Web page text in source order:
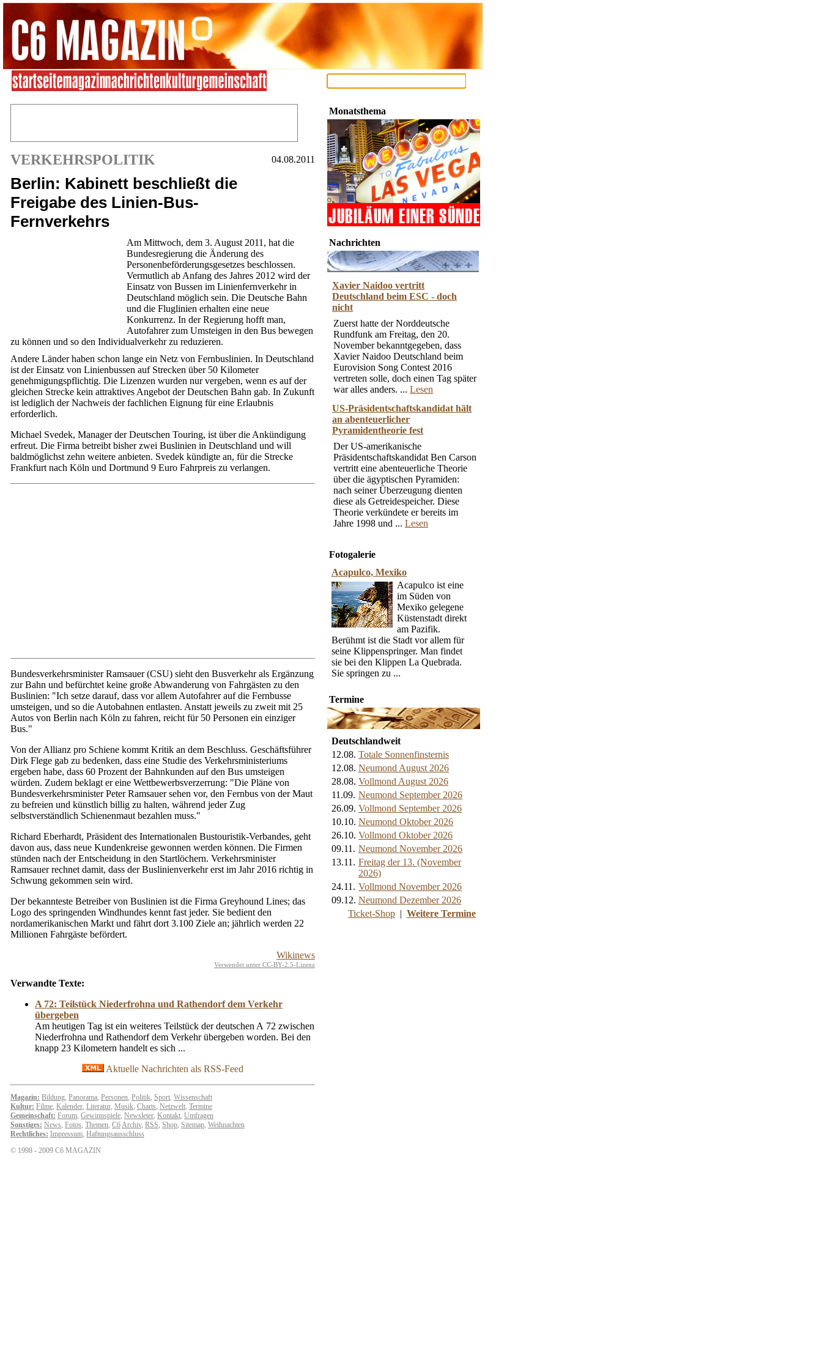
VERKEHRSPOLITIK 04.08.2011
Berlin: Kabinett beschließt die
Freigabe des Linien-Bus-
Fernverkehrs
Am Mittwoch, dem 3. August 2011, hat die
Bundesregierung die Änderung des
Personenbeförderungsgesetzes beschlossen.
Vermutlich ab Anfang des Jahres 2012 wird der
Einsatz von Bussen im Linienfernverkehr in
Deutschland möglich sein. Die Deutsche Bahn
und die Fluglinien erhalten eine neue
Konkurrenz. In der Regierung hofft man,
Autofahrer zum Umsteigen in den Bus bewegen
zu können und so den Individualverkehr zu reduzieren.
Andere Länder haben schon lange ein Netz von Fernbuslinien. In Deutschland
ist der Einsatz von Linienbussen auf Strecken über 50 Kilometer
genehmigungspflichtig. Die Lizenzen wurden nur vergeben, wenn es auf der
gleichen Strecke kein attraktives Angebot der Deutschen Bahn gab. In Zukunft
ist lediglich der Nachweis der fachlichen Eignung für eine Erlaubnis
erforderlich.
Michael Svedek, Manager der Deutschen Touring, ist über die Ankündigung
erfreut. Die Firma betreibt bisher zwei Buslinien in Deutschland und will
baldmöglichst zehn weitere anbieten. Svedek kündigte an, für die Strecke
Frankfurt nach Köln und Dortmund 9 Euro Fahrpreis zu verlangen.
Bundesverkehrsminister Ramsauer (CSU) sieht den Busverkehr als Ergänzung
zur Bahn und befürchtet keine große Abwanderung von Fahrgästen zu den
Buslinien: "Ich setze darauf, dass vor allem Autofahrer auf die Fernbusse
umsteigen, und so die Autobahnen entlasten. Anstatt jeweils zu zweit mit 25
Autos von Berlin nach Köln zu fahren, reicht für 50 Personen ein einziger
Bus."
Von der Allianz pro Schiene kommt Kritik an dem Beschluss. Geschäftsführer
Dirk Flege gab zu bedenken, dass eine Studie des Verkehrsministeriums
ergeben habe, dass 60 Prozent der Bahnkunden auf den Bus umsteigen
würden. Zudem beklagt er eine Wettbewerbsverzerrung: "Die Pläne von
Bundesverkehrsminister Peter Ramsauer sehen vor, den Fernbus von der Maut
zu befreien und künstlich billig zu halten, während jeder Zug
selbstverständlich Schienenmaut bezahlen muss."
Richard Eberhardt, Präsident des Internationalen Bustouristik-Verbandes, geht
davon aus, dass neue Kundenkreise gewonnen werden können. Die Firmen
stünden nach der Entscheidung in den Startlöchern. Verkehrsminister
Ramsauer rechnet damit, dass der Buslinienverkehr erst im Jahr 2016 richtig in
Schwung gekommen sein wird.
Der bekannteste Betreiber von Buslinien ist die Firma Greyhound Lines; das
Logo des springenden Windhundes kennt fast jeder. Sie bedient den
nordamerikanischen Markt und fährt dort 3.100 Ziele an; jährlich werden 22
Millionen Fahrgäste befördert.
Wikinews
Verwendet unter CC-BY-2.5-Lizenz
Verwandte Texte:
A 72: Teilstück Niederfrohna und Rathendorf dem Verkehr
übergeben
Am heutigen Tag ist ein weiteres Teilstück der deutschen A 72 zwischen
Niederfrohna und Rathendorf dem Verkehr übergeben worden. Bei den
knapp 23 Kilometern handelt es sich ...
Aktuelle Nachrichten als RSS-Feed
Magazin: Bildung, Panorama, Personen, Politik, Sport, Wissenschaft
Kultur: Filme, Kalender, Literatur, Musik, Charts, Netzwelt, Termine
Gemeinschaft: Forum, Gewinnspiele, Newsleter, Kontakt, Umfragen
Sonstiges: News, Fotos, Themen, C6Archiv, RSS, Shop, Sitemap, Weihnachten
Rechtliches: Impressum, Haftungsausschluss
© 1998 - 2009 C6 MAGAZIN
Monatsthema
Nachrichten
Xavier Naidoo vertritt
Deutschland beim ESC - doch
nicht
Zuerst hatte der Norddeutsche
Rundfunk am Freitag, den 20.
November bekanntgegeben, dass
Xavier Naidoo Deutschland beim
Eurovision Song Contest 2016
vertreten solle, doch einen Tag später
war alles anders. ... Lesen
US-Präsidentschaftskandidat hält
an abenteuerlicher
Pyramidentheorie fest
Der US-amerikanische
Präsidentschaftskandidat Ben Carson
vertritt eine abenteuerliche Theorie
über die ägyptischen Pyramiden:
nach seiner Überzeugung dienten
diese als Getreidespeicher. Diese
Theorie verkündete er bereits im
Jahre 1998 und ... Lesen
Fotogalerie
Acapulco, Mexiko
Acapulco ist eine
im Süden von
Mexiko gelegene
Küstenstadt direkt
am Pazifik.
Berühmt ist die Stadt vor allem für
seine Klippenspringer. Man findet
sie bei den Klippen La Quebrada.
Sie springen zu ...
Termine
Deutschlandweit
12.08. Totale Sonnenfinsternis
12.08. Neumond August 2026
28.08. Vollmond August 2026
11.09. Neumond September 2026
26.09. Vollmond September 2026
10.10. Neumond Oktober 2026
26.10. Vollmond Oktober 2026
09.11. Neumond November 2026
13.11. Freitag der 13. (November
2026)
24.11. Vollmond November 2026
09.12. Neumond Dezember 2026
Ticket-Shop | Weitere Termine